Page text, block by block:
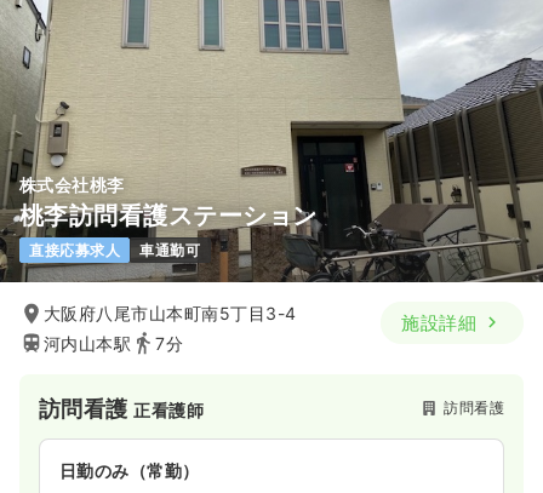
8:30～17:30
（休憩60分）
日祝休み
詳細を見る
株式会社桃李
桃李訪問看護ステーション
直接応募求人 車通勤可
大阪府八尾市山本町南5丁目3-4
河内山本駅
7分
施設詳細
訪問看護正看護師 訪問看護
日勤のみ（常勤）